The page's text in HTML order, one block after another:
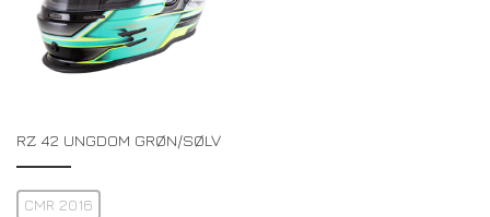
RZ 42 UNGDOM GRØN/SØLV
CMR 2016